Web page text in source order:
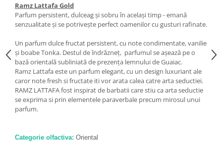
Ramz Lattafa Gold
Parfum persistent, dulceag și sobru în același timp - emană
senzualitate și se potrivește perfect oamenilor cu gusturi rafinate.
Un parfum dulce fructat persistent, cu note condimentate, vanilie
și boabe Tonka. Destul de îndrăzneț, parfumul se așează pe o
bază orientală subliniată de prezența lemnului de Guaiac.
Ramz Lattafa este un parfum elegant, cu un design luxuriant ale
caror note fresh si fructate iti vor arata calea catre arta seductiei.
RAMZ LATTAFA fost inspirat de barbatii care stiu ca arta seductie
se exprima si prin elementele paraverbale precum mirosul unui
parfum.
Categorie olfactiva: Oriental